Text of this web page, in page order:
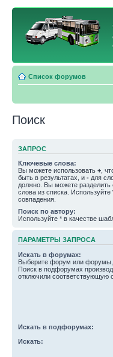
Список форумов
Поиск
ЗАПРОС
Ключевые слова:
Вы можете использовать + ,
быть в результатах, и - для
должно. Вы можете
слова из списка. Используйте
совпадения.
Поиск по автору:
Используйте * в качестве
ПАРАМЕТРЫ ЗАПРОСА
Искать в форумах:
Выберите форум или форумы,
Поиск в подфорумах
отключили соответствующую
Искать в подфорумах:
Искать: